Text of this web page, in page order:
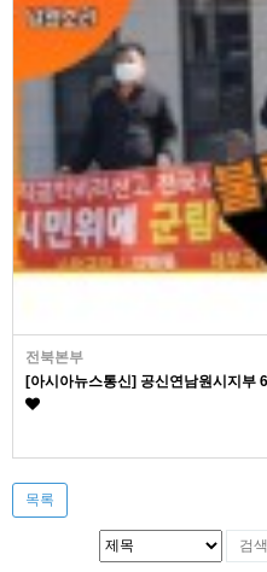
전북본부
[아시아뉴스통신] 공신연남원시지부
목록